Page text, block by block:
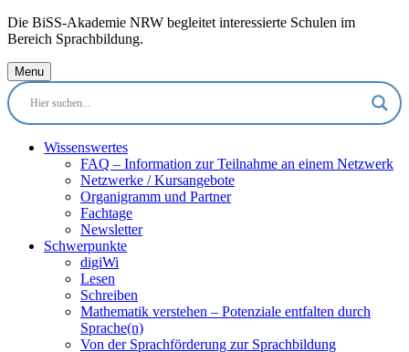
Die BiSS-Akademie NRW begleitet interessierte Schulen im
Bereich Sprachbildung.
Menu
Wissenswertes
FAQ – Information zur Teilnahme an einem Netzwerk
Netzwerke / Kursangebote
Organigramm und Partner
Fachtage
Newsletter
Schwerpunkte
digiWi
Lesen
Schreiben
Mathematik verstehen – Potenziale entfalten durch
Sprache(n)
Von der Sprachförderung zur Sprachbildung